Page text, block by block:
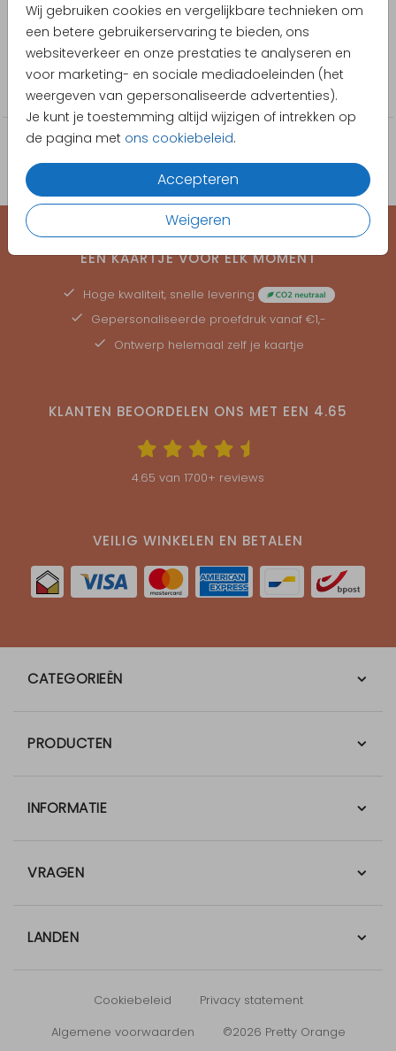
Wij gebruiken cookies en vergelijkbare technieken om
een betere gebruikerservaring te bieden, ons
websiteverkeer en onze prestaties te analyseren en
voor marketing- en sociale mediadoeleinden (het
weergeven van gepersonaliseerde advertenties).
Je kunt je toestemming altijd wijzigen of intrekken op
de pagina met ons cookiebeleid.
Accepteren
Weigeren
lichtgrijs.
- Het is niet mogelijk om het formaat of het
aantal kaarten in dit ontwerp aan te passen.
- Als je pocketfoldkaartjes met afgeronde
hoeken of in een ander formaat voor met eigen
ontwerp wilt hebben, die uit een vel van 21,0 x 44,1
cm of 21x21 cm kunnen worden gesneden, neem
dan contact met ons op via e-mail om de
mogelijkheden te bespreken.
- Tip: Om de pocketfold te sluiten, kun je zowel
sluitzegels,gepersonaliseerde stickers,
lakzegels,fluwelen lint,touwalskalkpapier band
eigen plakrand om ze dicht te plakken.
De kaarten worden uit een vel van 21,0 x 44,1 cm
- 10,6x16,4 cm
- De pocketfold-maat is 12x18 cm
apart bij de kaarten bestellen. Als je de kaarten
ontvangen hebt, kun je de pocketfolds zelf
bevestigingsmateriaal. Je hebt ongeveer 55-60 cm
touw nodig om de pocketfolds te sluiten, maar we
raden je aan om de lengte van het touw te testen bij je
Stijlvolle Trouwkaarten
Collectie
Trouwkaarten
EEN KAARTJE VOOR ELK MOMENT
Hoge kwaliteit, snelle levering
Gepersonaliseerde proefdruk vanaf €1,-
Ontwerp helemaal zelf je kaartje
KLANTEN BEOORDELEN ONS MET EEN 4.65
4.65 van 1700+ reviews
VEILIG WINKELEN EN BETALEN
CATEGORIEËN
PRODUCTEN
INFORMATIE
VRAGEN
LANDEN
Cookiebeleid
Privacy statement
Algemene voorwaarden
©2026 Pretty Orange